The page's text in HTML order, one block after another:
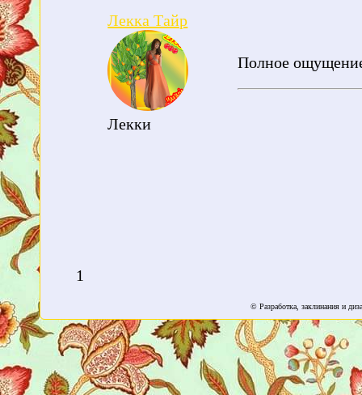
Лекка Тайр
Лекки
Полное
1
© Разработка, заклинания и